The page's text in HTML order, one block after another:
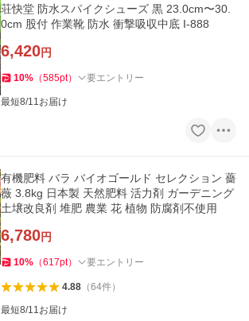
荘快堂 防水スパイクシューズ 黒 23.0cm〜30.
0cm 股付 作業靴 防水 衝撃吸収中底 I-888
6,420円
10% （585pt） 要エントリー
最短8/11お届け
有機肥料 バラ バイオゴールド セレクション 薔
薇 3.8kg 日本製 天然肥料 活力剤 ガーデニング
土壌改良剤 堆肥 農業 花 植物 防腐剤不使用
6,780円
10% （617pt） 要エントリー
4.88（64件）
最短8/11お届け